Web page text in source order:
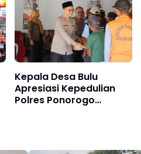
Kepala Desa Bulu
Apresiasi Kepedulian
Polres Ponorogo